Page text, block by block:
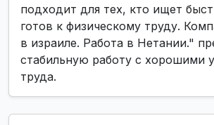
подходит для тех, кто ищет
готов к физическому труду.
в израиле. Работа в Нетании."
стабильную работу с хорошими
труда.